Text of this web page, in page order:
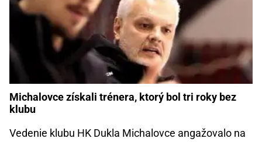
Michalovce získali trénera, ktorý bol tri roky bez
klubu
Vedenie klubu HK Dukla Michalovce angažovalo na